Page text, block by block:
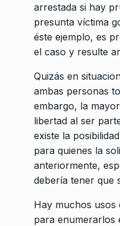
arrestada si hay
presunta víctima
éste ejemplo, es
el caso y resulte
Quizás en
ambas personas
embargo, la
libertad al ser
existe la
para quienes la
anteriormente,
debería tener que
Hay muchos usos
para enumerarlos